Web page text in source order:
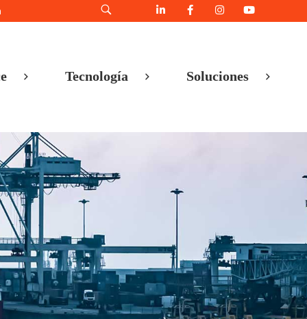
Tecnología Soluciones